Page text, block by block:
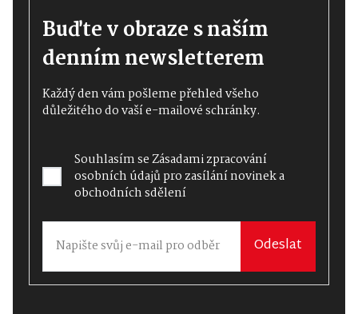
Buďte v obraze s naším
denním newsletterem
Každý den vám pošleme přehled všeho
důležitého do vaší e-mailové schránky.
Souhlasím seZásadami zpracování
osobních údajůpro zasílání novinek a
obchodních sdělení
Odeslat